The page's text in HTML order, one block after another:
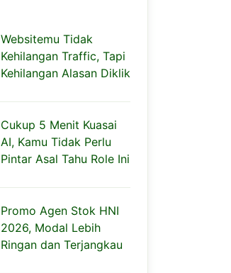
Websitemu Tidak
Kehilangan Traffic, Tapi
Kehilangan Alasan Diklik
Cukup 5 Menit Kuasai
AI, Kamu Tidak Perlu
Pintar Asal Tahu Role Ini
Promo Agen Stok HNI
2026, Modal Lebih
Ringan dan Terjangkau